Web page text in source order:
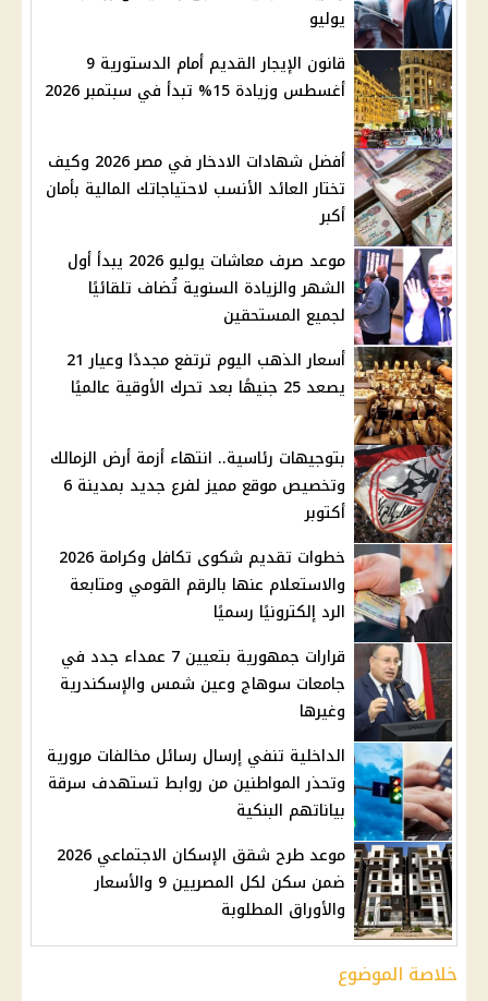
يوليو
قانون الإيجار القديم أمام الدستورية 9
أغسطس وزيادة 15% تبدأ في سبتمبر 2026
أفضل شهادات الادخار في مصر 2026 وكيف
تختار العائد الأنسب لاحتياجاتك المالية بأمان
أكبر
موعد صرف معاشات يوليو 2026 يبدأ أول
الشهر والزيادة السنوية تُضاف تلقائيًا
لجميع المستحقين
أسعار الذهب اليوم ترتفع مجددًا وعيار 21
يصعد 25 جنيهًا بعد تحرك الأوقية عالميًا
بتوجيهات رئاسية.. انتهاء أزمة أرض الزمالك
وتخصيص موقع مميز لفرع جديد بمدينة 6
أكتوبر
خطوات تقديم شكوى تكافل وكرامة 2026
والاستعلام عنها بالرقم القومي ومتابعة
الرد إلكترونيًا رسميًا
قرارات جمهورية بتعيين 7 عمداء جدد في
جامعات سوهاج وعين شمس والإسكندرية
وغيرها
الداخلية تنفي إرسال رسائل مخالفات مرورية
وتحذر المواطنين من روابط تستهدف سرقة
بياناتهم البنكية
موعد طرح شقق الإسكان الاجتماعي 2026
ضمن سكن لكل المصريين 9 والأسعار
والأوراق المطلوبة
خلاصة الموضوع